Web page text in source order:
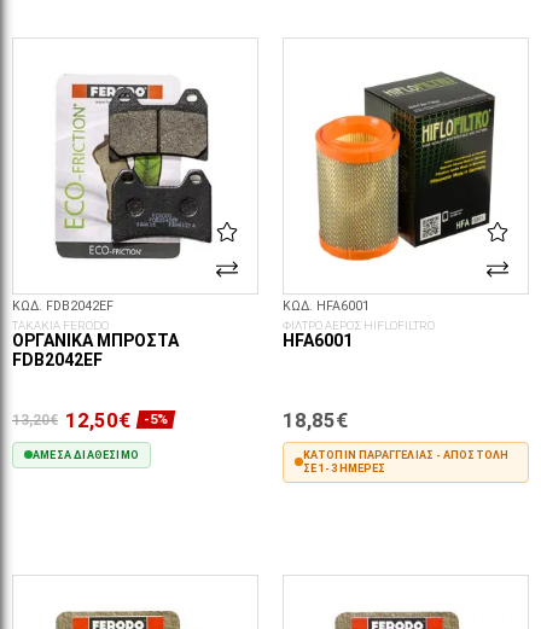
ΚΩΔ. FDB2042EF
ΤΑΚΑΚΙΑ FERODO
ΟΡΓΑΝΙΚΆ ΜΠΡΟΣΤΆ
FDB2042EF
13,20€ 12,50€ -5%
ΆΜΕΣΑ ΔΙΑΘΈΣΙΜΟ
ΚΩΔ. HFA6001
ΦΙΛΤΡΟ ΑΕΡΟΣ HIFLOFILTRO
HFA6001
18,85€
ΚΑΤΌΠΙΝ ΠΑΡΑΓΓΕΛΊΑΣ - ΑΠΟΣΤΟΛΉ
ΣΕ 1-3 ΗΜΈΡΕΣ